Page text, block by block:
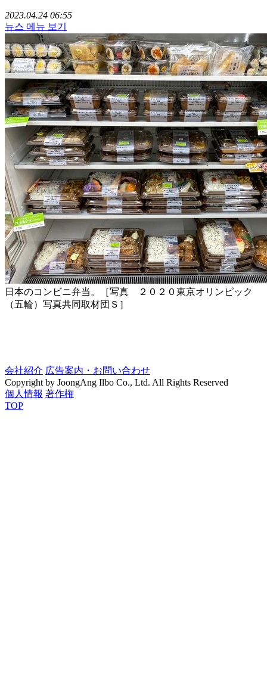
2023.04.24 06:55
뉴스 메뉴 보기
日本のコンビニ弁当。［写真 ２０２０東京オリンピック
（五輪）写真共同取材団Ｓ］
会社紹介 広告案内・お問い合わせ
Copyright by JoongAng Ilbo Co., Ltd. All Rights Reserved
個人情報 著作権
TOP